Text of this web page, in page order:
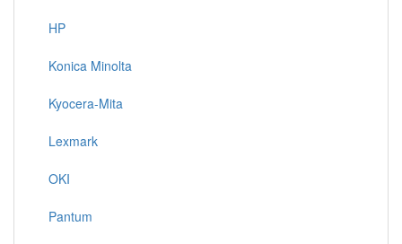
HP
Konica Minolta
Kyocera-Mita
Lexmark
OKI
Pantum